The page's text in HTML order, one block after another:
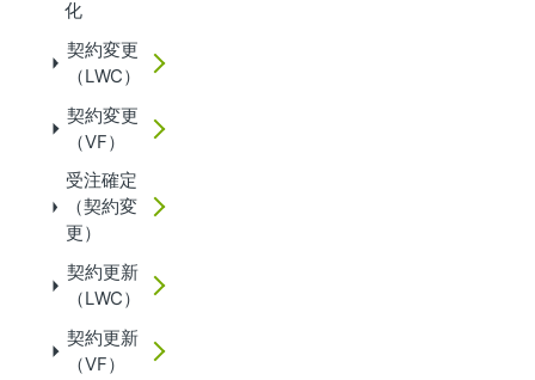
化
契約変更
（LWC）
契約変更
（VF）
受注確定
（契約変
更）
契約更新
（LWC）
契約更新
（VF）